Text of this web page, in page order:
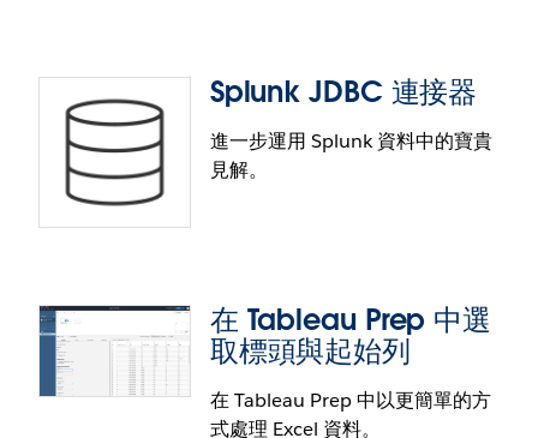
可輕鬆新增與移除資料標籤，包含資料認證、資料品
質警告、敏感度標籤與自訂類別。此 Web 製作功能經
過改善，讓使用者能與敏感度及自訂標籤互動，全方
位掌握相關情形，以便評估資料資產風險。
找出重複的資料列
Prep 本質上相當直接且視覺化，因此現在可更輕鬆地
瞭解記錄重複的原因。視具體的資料準備需求為何，
使用者可修正系統找出的資料問題，或移除所有重複
Splunk JDBC 連接器
進一步運用 Splunk 資料中的寶貴
見解。
在 Tableau Prep 中選
取標頭與起始列
在 Tableau Prep 中以更簡單的方
式處理 Excel 資料。